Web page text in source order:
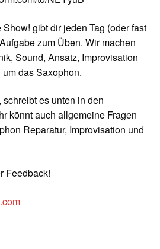
gibt dir jeden Tag (oder fast
zum Üben. Wir machen
Sound, Ansatz, Improvisation
das Saxophon.
es unten in den
könnt auch allgemeine Fragen
Reparatur, Improvisation und
Feedback!